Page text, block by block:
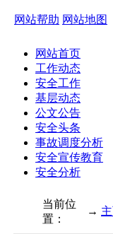
网站帮助 网站地图
网站首页
工作动态
安全工作
基层动态
公文公告
安全头条
事故调度分析
安全宣传教育
安全分析
当前位
置：
→